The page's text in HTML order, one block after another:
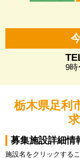
9時
栃木県足利
募集施設詳細情
施設名をクリックする